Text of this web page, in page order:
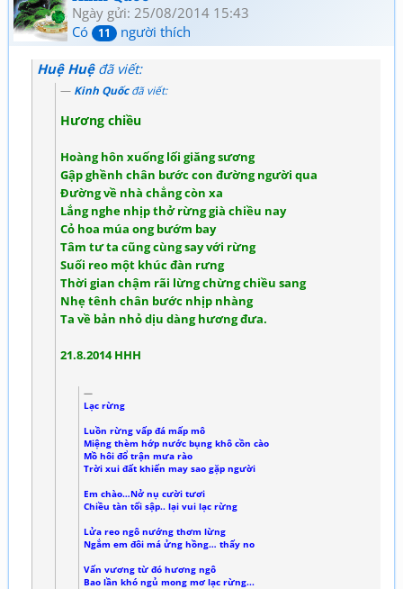
Ngày gửi: 25/08/2014 15:43
Có
11 người thích
Huệ Huệđã viết:
Kinh Quốcđã viết:
Hương chiều
Hoàng hôn xuống lối giăng sương
Gập ghềnh chân bước con đường người qua
Đường về nhà chẳng còn xa
Lắng nghe nhịp thở rừng già chiều nay
Cỏ hoa múa ong bướm bay
Tâm tư ta cũng cùng say với rừng
Suối reo một khúc đàn rưng
Thời gian chậm rãi lừng chừng chiều sang
Nhẹ tênh chân bước nhịp nhàng
Ta về bản nhỏ dịu dàng hương đưa.
21.8.2014 HHH
Lạc rừng
Luồn rừng vấp đá mấp mô
Miệng thèm hớp nước bụng khô cồn cào
Mồ hôi đổ trận mưa rào
Trời xui đất khiến may sao gặp người
Em chào…Nở nụ cười tươi
Chiều tàn tối sập.. lại vui lạc rừng
Lửa reo ngô nướng thơm lừng
Ngắm em đôi má ửng hồng… thấy no
Vấn vương từ đó hương ngô
Bao lần khó ngủ mong mơ lạc rừng...